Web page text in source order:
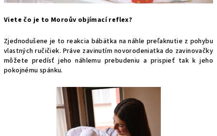
Viete čo je to Moroův objímací reflex?
Zjednodušene je to reakcia bábätka na náhle preľaknutie z pohybu
vlastných ručičiek. Práve zavinutím novorodeniatka do zavinovačky
môžete predísť jeho náhlemu prebudeniu a prispieť tak k jeho
pokojnému spánku.